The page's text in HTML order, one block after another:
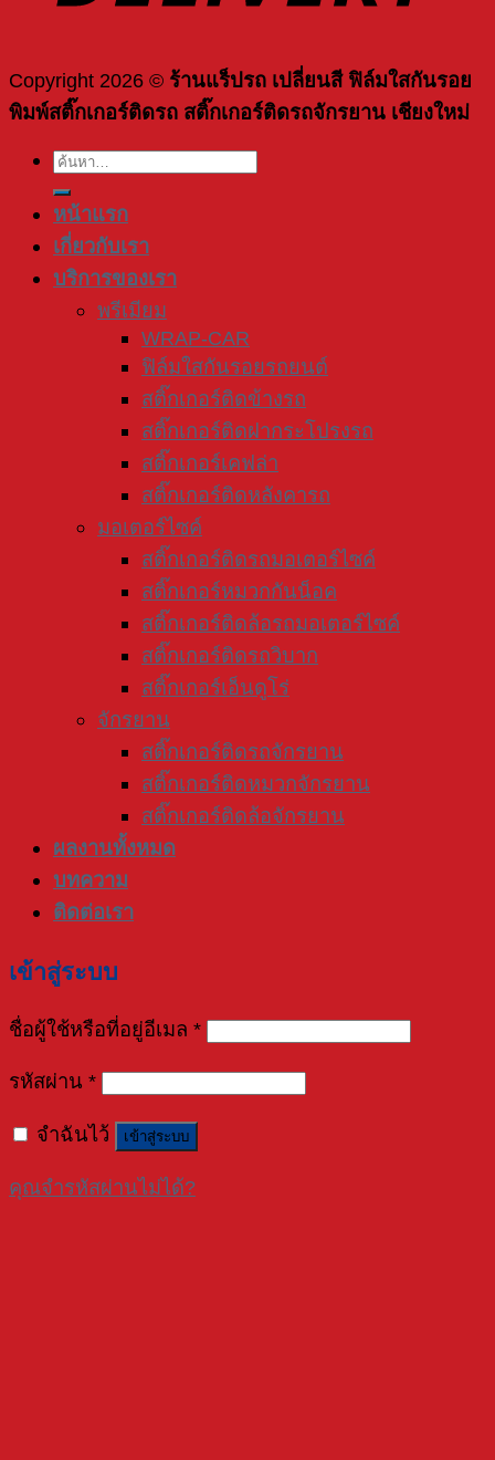
Copyright 2026 © ร้านแร็ปรถ เปลี่ยนสี ฟิล์มใสกันรอย
พิมพ์สติ๊กเกอร์ติดรถ สติ๊กเกอร์ติดรถจักรยาน เชียงใหม่
ค้นหา:
หน้าแรก
เกี่ยวกับเรา
บริการของเรา
พรีเมียม
WRAP-CAR
ฟิล์มใสกันรอยรถยนต์
สติ๊กเกอร์ติดข้างรถ
สติ๊กเกอร์ติดฝากระโปรงรถ
สติ๊กเกอร์เคฟล่า
สติ๊กเกอร์ติดหลังคารถ
มอเตอร์ไซค์
สติ๊กเกอร์ติดรถมอเตอร์ไซค์
สติ๊กเกอร์หมวกกันน็อค
สติ๊กเกอร์ติดล้อรถมอเตอร์ไซค์
สติ๊กเกอร์ติดรถวิบาก
สติ๊กเกอร์เอ็นดูโร่
จักรยาน
สติ๊กเกอร์ติดรถจักรยาน
สติ๊กเกอร์ติดหมวกจักรยาน
สติ๊กเกอร์ติดล้อจักรยาน
ผลงานทั้งหมด
บทความ
ติดต่อเรา
เข้าสู่ระบบ
ชื่อผู้ใช้หรือที่อยู่อีเมล *
รหัสผ่าน *
จำฉันไว้ เข้าสู่ระบบ
คุณจำรหัสผ่านไม่ได้?